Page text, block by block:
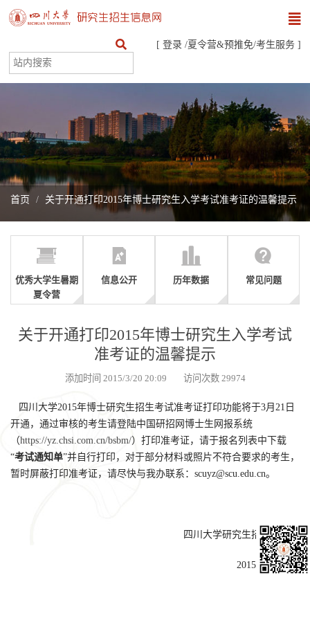
[ 登录 /夏令营&预推免/考生服务 ]
首页 关于开通打印2015年博士研究生入学考试准考证的温馨提示
优秀大学生暑期
夏令营
信息公开 历年数据 常见问题
关于开通打印2015年博士研究生入学考试
准考证的温馨提示
添加时间 2015/3/20 20:09 访问次数 29974
四川大学2015年博士研究生招生考试准考证打印功能将于3月21日
开通，通过审核的考生请登陆中国研招网博士生网报系统
（https://yz.chsi.com.cn/bsbm/）打印准考证，请于报名列表中下载
“考试通知单”并自行打印，对于部分材料或照片不符合要求的考生，
暂时屏蔽打印准考证，请尽快与我办联系：scuyz@scu.edu.cn。
四川大学研究生招生办公室
2015年3月20日